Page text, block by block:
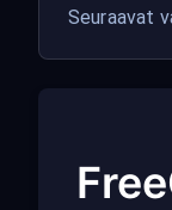
Seuraavat